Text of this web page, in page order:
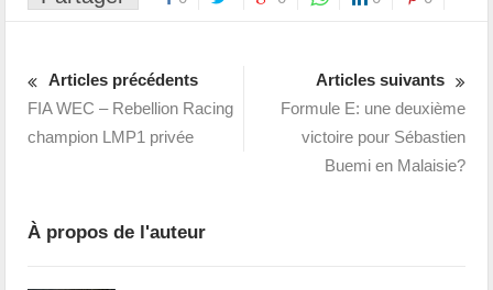
Articles précédents
FIA WEC – Rebellion Racing
champion LMP1 privée
Articles suivants
Formule E: une deuxième
victoire pour Sébastien
Buemi en Malaisie?
À propos de l'auteur